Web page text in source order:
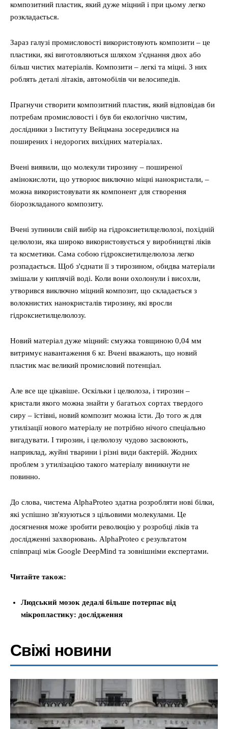
композитний пластик, який дуже міцний і при цьому легко
розкладається.
Зараз галузі промисловості використовують композити – це
пластики, які виготовляються шляхом з'єднання двох або
більш чистих матеріалів. Композити – легкі та міцні. З них
роблять деталі літаків, автомобілів чи велосипедів.
Прагнучи створити композитний пластик, який відповідав би
потребам промисловості і був би екологічно чистим,
дослідники з Інституту Вейцмана зосередилися на
поширених і недорогих вихідних матеріалах.
Вчені виявили, що молекули тирозину – поширеної
амінокислоти, що утворює виключно міцні нанокристали, –
можна використовувати як компонент для створення
біорозкладаного композиту.
Вчені зупинили свій вибір на гідроксиетилцелюлозі, похідній
целюлози, яка широко використовується у виробництві ліків
та косметики. Сама собою гідроксиетилцелюлоза легко
розпадається. Щоб з'єднати її з тирозином, обидва матеріали
змішали у киплячій воді. Коли вони охолонули і висохли,
утворився виключно міцний композит, що складається з
волокнистих нанокристалів тирозину, які вросли
гідроксиетилцелюлозу.
Новий матеріал дуже міцний: смужка товщиною 0,04 мм
витримує навантаження 6 кг. Вчені вважають, що новий
пластик має великий промисловий потенціал.
Але все ще цікавіше. Оскільки і целюлоза, і тирозин –
кристали якого можна знайти у багатьох сортах твердого
сиру – їстівні, новий композит можна їсти. До того ж для
утилізації нового матеріалу не потрібно нічого спеціально
вигадувати. І тирозин, і целюлозу чудово засвоюють,
наприклад, жуйні тварини і різні види бактерій. Жодних
проблем з утилізацією такого матеріалу виникнути не
повинно.
До слова, чистема AlphaProteo здатна розробляти нові білки,
які успішно зв'язуються з цільовими молекулами. Це
досягнення може зробити революцію у розробці ліків та
дослідженні захворювань. AlphaProteo є результатом
співпраці між Google DeepMind та зовнішніми експертами.
Читайте також:
Людський мозок дедалі більше потерпає від
мікропластику: дослідження
Свіжі новини